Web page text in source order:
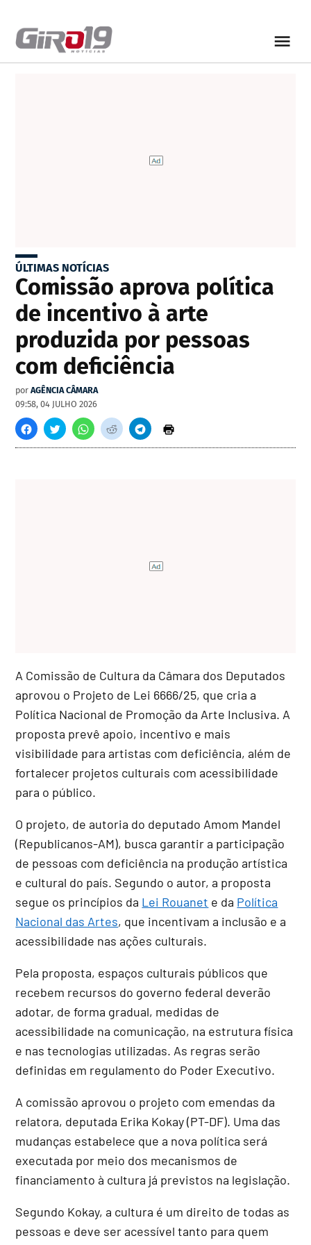
ÚLTIMAS NOTÍCIAS
Comissão aprova política
de incentivo à arte
produzida por pessoas
com deficiência
por AGÊNCIA CÂMARA
09:58, 04 JULHO 2026
A Comissão de Cultura da Câmara dos Deputados
aprovou o Projeto de Lei 6666/25, que cria a
Política Nacional de Promoção da Arte Inclusiva. A
proposta prevê apoio, incentivo e mais
visibilidade para artistas com deficiência, além de
fortalecer projetos culturais com acessibilidade
para o público.
O projeto, de autoria do deputado Amom Mandel
(Republicanos-AM), busca garantir a participação
de pessoas com deficiência na produção artística
e cultural do país. Segundo o autor, a proposta
segue os princípios da Lei Rouanet e da Política
Nacional das Artes, que incentivam a inclusão e a
acessibilidade nas ações culturais.
Pela proposta, espaços culturais públicos que
recebem recursos do governo federal deverão
adotar, de forma gradual, medidas de
acessibilidade na comunicação, na estrutura física
e nas tecnologias utilizadas. As regras serão
definidas em regulamento do Poder Executivo.
A comissão aprovou o projeto com emendas da
relatora, deputada Erika Kokay (PT-DF). Uma das
mudanças estabelece que a nova política será
executada por meio dos mecanismos de
financiamento à cultura já previstos na legislação.
Segundo Kokay, a cultura é um direito de todas as
pessoas e deve ser acessível tanto para quem